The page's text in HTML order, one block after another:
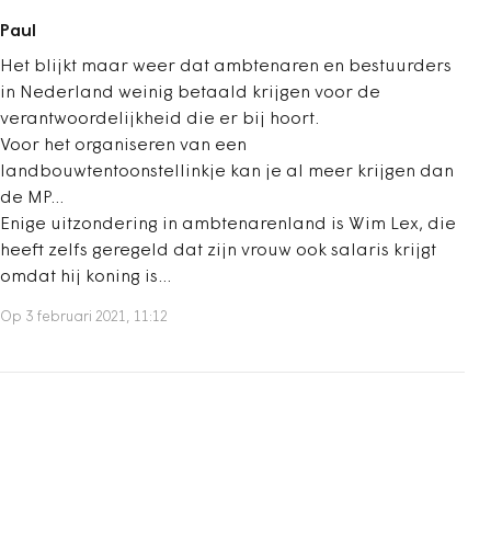
Paul
Het blijkt maar weer dat ambtenaren en bestuurders
in Nederland weinig betaald krijgen voor de
verantwoordelijkheid die er bij hoort.
Voor het organiseren van een
landbouwtentoonstellinkje kan je al meer krijgen dan
de MP...
Enige uitzondering in ambtenarenland is Wim Lex, die
heeft zelfs geregeld dat zijn vrouw ook salaris krijgt
omdat hij koning is...
Op 3 februari 2021, 11:12